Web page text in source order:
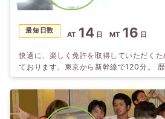
最短日数 AT 14 日 MT 16 日
快適に、楽しく免許を取得していただく
ております。東京から新幹線で120分。 歴
『おもてなしの心』を大切にするスタッ
潔な宿泊施設が人気の秘密です♪